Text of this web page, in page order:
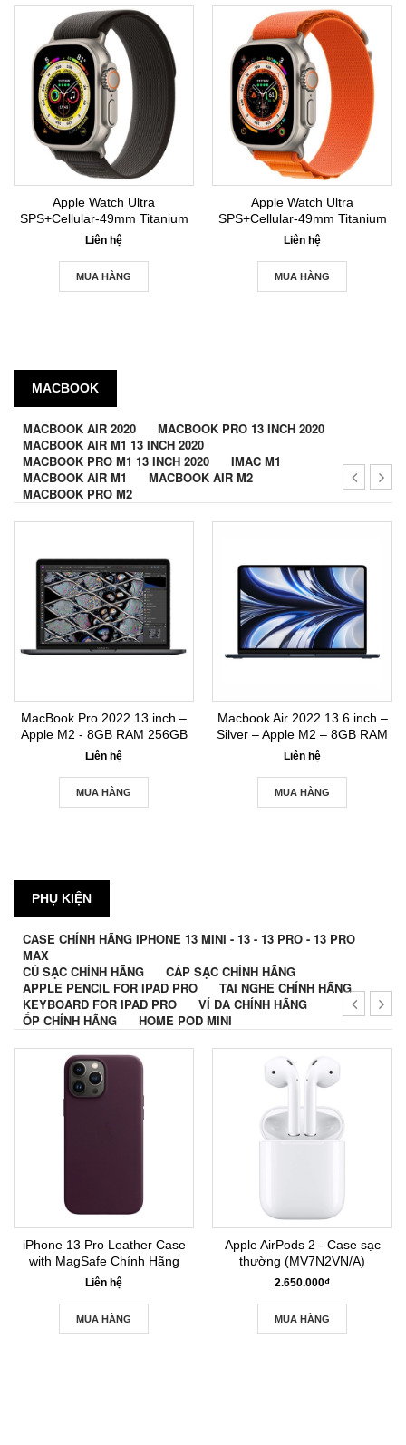
Apple Watch Ultra
SPS+Cellular-49mm Titanium
Case with Trail Loop
Liên hệ
MUA HÀNG
Apple Watch Ultra
SPS+Cellular-49mm Titanium
Case with Alpine Loop- Large
Liên hệ
MUA HÀNG
MACBOOK
MACBOOK AIR 2020
MACBOOK PRO 13 INCH 2020
MACBOOK AIR M1 13 INCH 2020
MACBOOK PRO M1 13 INCH 2020
IMAC M1
MACBOOK AIR M1
MACBOOK AIR M2
MACBOOK PRO M2
MacBook Pro 2022 13 inch –
Apple M2 - 8GB RAM 256GB
SSD New Seal
Liên hệ
MUA HÀNG
Macbook Air 2022 13.6 inch –
Silver – Apple M2 – 8GB RAM
256GB SSD New Seal
Liên hệ
MUA HÀNG
PHỤ KIỆN
CASE CHÍNH HÃNG IPHONE 13 MINI - 13 - 13 PRO - 13 PRO
MAX
CỦ SẠC CHÍNH HÃNG
CÁP SẠC CHÍNH HÃNG
APPLE PENCIL FOR IPAD PRO
TAI NGHE CHÍNH HÃNG
KEYBOARD FOR IPAD PRO
VÍ DA CHÍNH HÃNG
ỐP CHÍNH HÃNG
HOME POD MINI
iPhone 13 Pro Leather Case
with MagSafe Chính Hãng
Liên hệ
MUA HÀNG
Tai nghe new 100%, nguyên
seal, chưa qua sử dụng
Bảo hành 12 tháng
Apple AirPods 2 - Case sạc
thường (MV7N2VN/A)
2.650.000₫
MUA HÀNG